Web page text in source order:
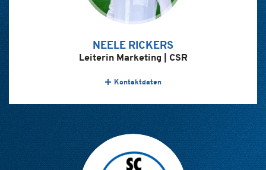
NEELE RICKERS
Leiterin Marketing | CSR
Kontaktdaten